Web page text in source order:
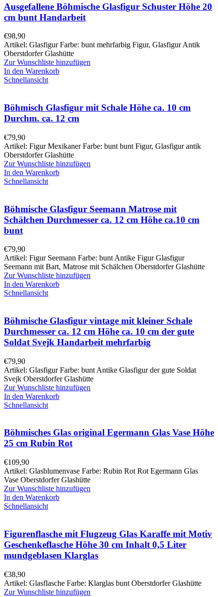
Ausgefallene Böhmische Glasfigur Schuster Höhe 20
cm bunt Handarbeit
€98,90
Artikel: Glasfigur Farbe: bunt mehrfarbig Figur, Glasfigur Antik
Oberstdorfer Glashütte
Zur Wunschliste hinzufügen
In den Warenkorb
Schnellansicht
Böhmisch Glasfigur mit Schale Höhe ca. 10 cm
Durchm. ca. 12 cm
€79,90
Artikel: Figur Mexikaner Farbe: bunt bunt Figur, Glasfigur antik
Oberstdorfer Glashütte
Zur Wunschliste hinzufügen
In den Warenkorb
Schnellansicht
Böhmische Glasfigur Seemann Matrose mit
Schälchen Durchmesser ca. 12 cm Höhe ca.10 cm
bunt
€79,90
Artikel: Figur Seemann Farbe: bunt Antike Figur Glasfigur
Seemann mit Bart, Matrose mit Schälchen Oberstdorfer Glashütte
Zur Wunschliste hinzufügen
In den Warenkorb
Schnellansicht
Böhmische Glasfigur vintage mit kleiner Schale
Durchmesser ca. 12 cm Höhe ca. 10 cm der gute
Soldat Svejk Handarbeit mehrfarbig
€79,90
Artikel: Glasfigur Farbe: bunt Antike Glasfigur der gute Soldat
Svejk Oberstdorfer Glashütte
Zur Wunschliste hinzufügen
In den Warenkorb
Schnellansicht
Böhmisches Glas original Egermann Glas Vase Höhe
25 cm Rubin Rot
€109,90
Artikel: Glasblumenvase Farbe: Rubin Rot Rot Egermann Glas
Vase Oberstdorfer Glashütte
Zur Wunschliste hinzufügen
In den Warenkorb
Schnellansicht
Figurenflasche mit Flugzeug Glas Karaffe mit Motiv
Geschenkeflasche Höhe 30 cm Inhalt 0,5 Liter
mundgeblasen Klarglas
€38,90
Artikel: Glasflasche Farbe: Klarglas bunt Oberstdorfer Glashütte
Zur Wunschliste hinzufügen